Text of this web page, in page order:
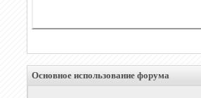
Основное использование форума